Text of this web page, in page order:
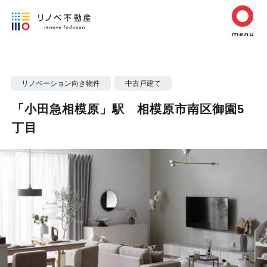
リノベーション向き物件 中古戸建て
「小田急相模原」駅 相模原市南区御園5
丁目